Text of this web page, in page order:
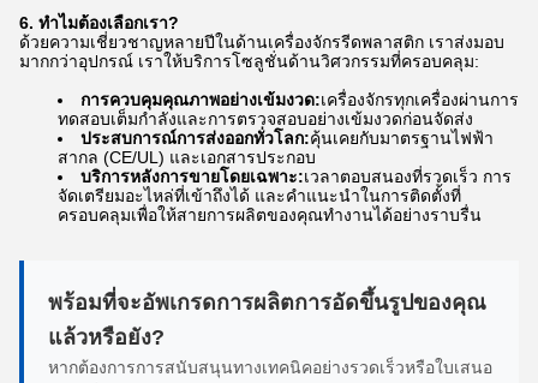
6. ทำไมต้องเลือกเรา?
ด้วยความเชี่ยวชาญหลายปีในด้านเครื่องจักรรีดพลาสติก เราส่งมอบ
มากกว่าอุปกรณ์ เราให้บริการโซลูชั่นด้านวิศวกรรมที่ครอบคลุม:
การควบคุมคุณภาพอย่างเข้มงวด:เครื่องจักรทุกเครื่องผ่านการ
ทดสอบเต็มกำลังและการตรวจสอบอย่างเข้มงวดก่อนจัดส่ง
ประสบการณ์การส่งออกทั่วโลก:คุ้นเคยกับมาตรฐานไฟฟ้า
สากล (CE/UL) และเอกสารประกอบ
บริการหลังการขายโดยเฉพาะ:เวลาตอบสนองที่รวดเร็ว การ
จัดเตรียมอะไหล่ที่เข้าถึงได้ และคำแนะนำในการติดตั้งที่
ครอบคลุมเพื่อให้สายการผลิตของคุณทำงานได้อย่างราบรื่น
พร้อมที่จะอัพเกรดการผลิตการอัดขึ้นรูปของคุณ
แล้วหรือยัง?
หากต้องการการสนับสนุนทางเทคนิคอย่างรวดเร็วหรือใบเสนอ